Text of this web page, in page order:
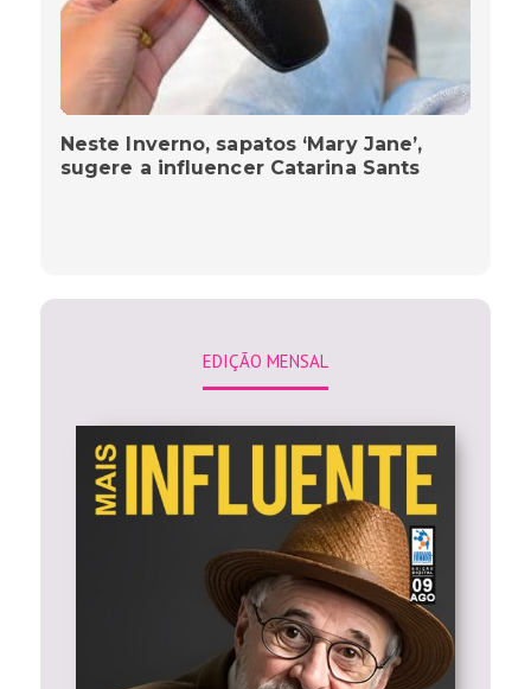
Neste Inverno, sapatos ‘Mary Jane’,
sugere a influencer Catarina Sants
EDIÇÃO MENSAL